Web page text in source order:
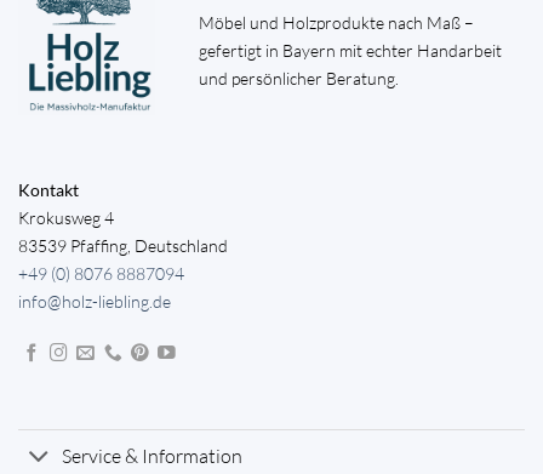
Möbel und Holzprodukte nach Maß –
gefertigt in Bayern mit echter Handarbeit
und persönlicher Beratung.
Kontakt
Krokusweg 4
83539 Pfaffing, Deutschland
+49 (0) 8076 8887094
info@holz-liebling.de
Service & Information